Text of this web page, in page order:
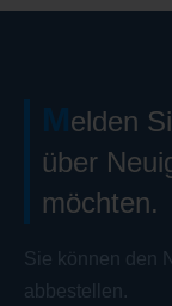
Melden
über
möchten.
Sie können den
abbestellen.